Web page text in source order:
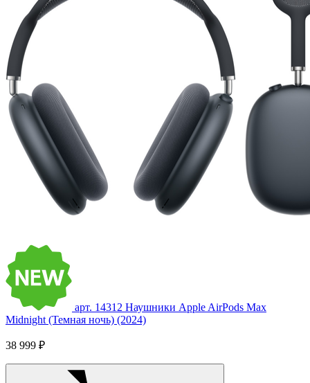
арт. 14312 Наушники Apple AirPods Max
Midnight (Темная ночь) (2024)
38 999 ₽